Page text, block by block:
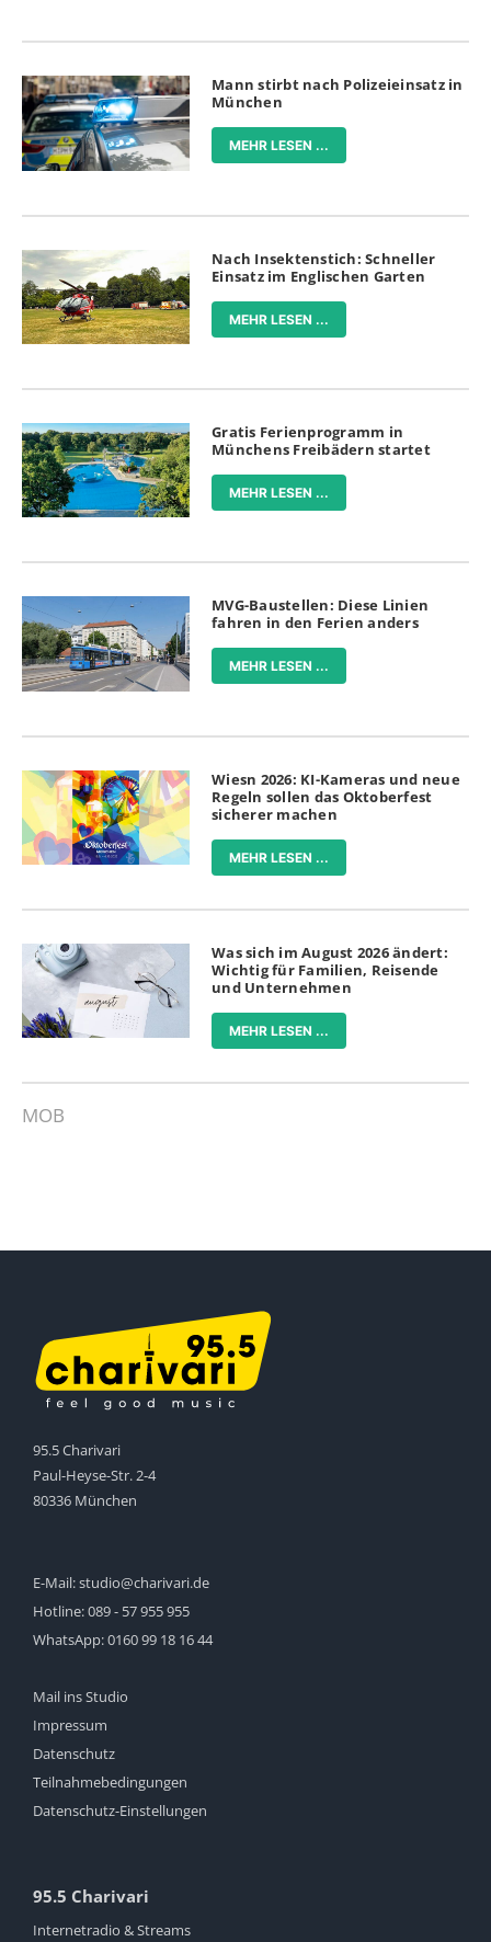
Mann stirbt nach Polizeieinsatz in
München
MEHR LESEN ...
Nach Insektenstich: Schneller
Einsatz im Englischen Garten
MEHR LESEN ...
Gratis Ferienprogramm in
Münchens Freibädern startet
MEHR LESEN ...
MVG-Baustellen: Diese Linien
fahren in den Ferien anders
MEHR LESEN ...
Wiesn 2026: KI-Kameras und neue
Regeln sollen das Oktoberfest
sicherer machen
MEHR LESEN ...
Was sich im August 2026 ändert:
Wichtig für Familien, Reisende
und Unternehmen
MEHR LESEN ...
MOB
95.5 Charivari
Paul-Heyse-Str. 2-4
80336 München
E-Mail:studio@charivari.de
Hotline:089 - 57 955 955
WhatsApp:0160 99 18 16 44
Mail ins Studio
Impressum
Datenschutz
Teilnahmebedingungen
Datenschutz-Einstellungen
95.5 Charivari
Internetradio & Streams